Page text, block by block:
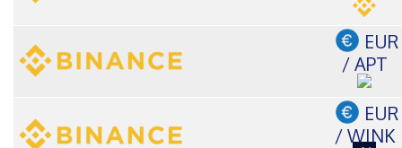
EUR
/ APT
EUR
/ WINK